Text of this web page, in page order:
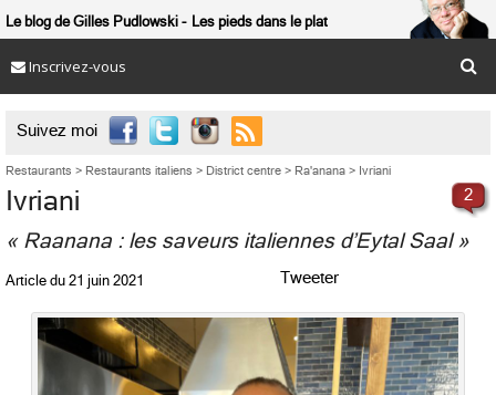
Le blog de Gilles Pudlowski Les pieds dans le plat
Inscrivez-vous
Suivez moi 
Restaurants > Restaurants italiens > District centre > Ra'anana > Ivriani
2
Ivriani
« Raanana : les saveurs italiennes d’Eytal Saal »
Article du 21 juin 2021 Tweeter